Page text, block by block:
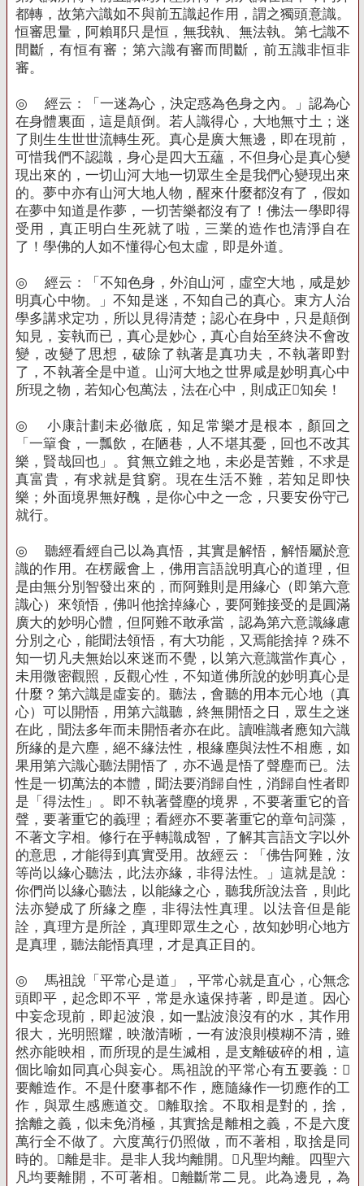
都轉，故第六識如不與前五識起作用，謂之獨頭意識。
恒審思量，阿賴耶只是恒，無我執、無法執。第七識不
間斷，有恒有審；第六識有審而間斷，前五識非恒非
審。
◎
經云：「一迷為心，決定惑為色身之內。」認為心
在身體裏面，這是顛倒。若人識得心，大地無寸土；迷
了則生生世世流轉生死。真心是廣大無邊，即在現前，
可惜我們不認識，身心是四大五蘊，不但身心是真心變
現出來的，一切山河大地一切眾生全是我們心變現出來
的。夢中亦有山河大地人物，醒來什麼都沒有了，假如
在夢中知道是作夢，一切苦樂都沒有了！佛法一學即得
受用，真正明白生死就了啦，三業的造作也清淨自在
了！學佛的人如不懂得心包太虛，即是外道。
◎
經云：「不知色身，外洎山河，虛空大地，咸是妙
明真心中物。」不知是迷，不知自己的真心。東方人治
學多講求定功，所以見得清楚；認心在身中，只是顛倒
知見，妄執而已，真心是妙心，真心自始至終決不會改
變，改變了思想，破除了執著是真功夫，不執著即對
了，不執著全是中道。山河大地之世界咸是妙明真心中
所現之物，若知心包萬法，法在心中，則成正知矣！
◎
小康計劃未必徹底，知足常樂才是根本，顏回之
「一簞食，一瓢飲，在陋巷，人不堪其憂，回也不改其
樂，賢哉回也」。貧無立錐之地，未必是苦難，不求是
真富貴，有求就是貧窮。現在生活不難，若知足即快
樂；外面境界無好醜，是你心中之一念，只要安份守己
就行。
◎
聽經看經自己以為真悟，其實是解悟，解悟屬於意
識的作用。在楞嚴會上，佛用言語說明真心的道理，但
是由無分別智發出來的，而阿難則是用緣心（即第六意
識心）來領悟，佛叫他捨掉緣心，要阿難接受的是圓滿
廣大的妙明心體，但阿難不敢承當，認為第六意識緣慮
分別之心，能聞法領悟，有大功能，又焉能捨掉？殊不
知一切凡夫無始以來迷而不覺，以第六意識當作真心，
未用微密觀照，反觀心性，不知道佛所說的妙明真心是
什麼？第六識是虛妄的。聽法，會聽的用本元心地（真
心）可以開悟，用第六識聽，終無開悟之日，眾生之迷
在此，聞法多年而未開悟者亦在此。讀唯識者應知六識
所緣的是六塵，絕不緣法性，根緣塵與法性不相應，如
果用第六識心聽法開悟了，亦不過是悟了聲塵而已。法
性是一切萬法的本體，聞法要消歸自性，消歸自性者即
是「得法性」。即不執著聲塵的境界，不要著重它的音
聲，要著重它的義理；看經亦不要著重它的章句詞藻，
不著文字相。修行在乎轉識成智，了解其言語文字以外
的意思，才能得到真實受用。故經云：「佛告阿難，汝
等尚以緣心聽法，此法亦緣，非得法性。」這就是說：
你們尚以緣心聽法，以能緣之心，聽我所說法音，則此
法亦變成了所緣之塵，非得法性真理。以法音但是能
詮，真理方是所詮，真理即眾生之心，故知妙明心地方
是真理，聽法能悟真理，才是真正目的。
◎
馬祖說「平常心是道」，平常心就是直心，心無念
頭即平，起念即不平，常是永遠保持著，即是道。因心
中妄念現前，即起波浪，如一點波浪沒有的水，其作用
很大，光明照耀，映澈清晰，一有波浪則模糊不清，雖
然亦能映相，而所現的是生滅相，是支離破碎的相，這
個比喻如同真心與妄心。馬祖說的平常心有五要義：
要離造作。不是什麼事都不作，應隨緣作一切應作的工
作，與眾生感應道交。離取捨。不取相是對的，捨，
捨離之義，似未免消極，其實捨是離相之義，不是六度
萬行全不做了。六度萬行仍照做，而不著相，取捨是同
時的。離是非。是非人我均離開。凡聖均離。四聖六
凡均要離開，不可著相。離斷常二見。此為邊見，為